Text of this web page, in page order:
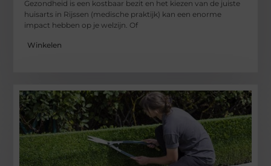
Gezondheid is een kostbaar bezit en het kiezen van de juiste
huisarts in Rijssen (medische praktijk) kan een enorme
impact hebben op je welzijn. Of
Winkelen